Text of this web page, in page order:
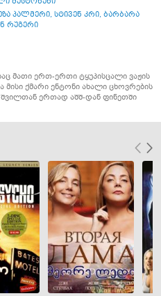
პალმერი, სტივენ კრი, ბარბარა
რუგერი
მათი ერთ-ერთი ტყუპისცალი ვაჟის
ქმარი ენტონი ახალი ცხოვრების
ერთად აშშ-დან ფინეთში